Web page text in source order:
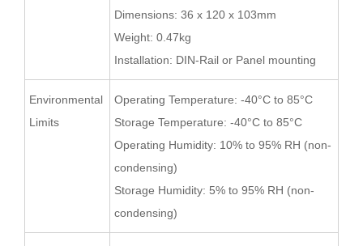
Dimensions: 36 x 120 x 103mm
Weight: 0.47kg
Installation: DIN-Rail or Panel mounting
Environmental
Limits
Operating Temperature: -40°C to 85°C
Storage Temperature: -40°C to 85°C
Operating Humidity: 10% to 95% RH (non-
condensing)
Storage Humidity: 5% to 95% RH (non-
condensing)